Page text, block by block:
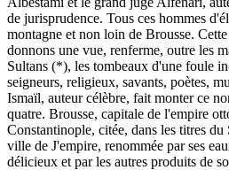
de jurisprudence. Tous ces hommes
montagne et non loin de Brousse.
donnons une vue, renferme, outre les
Sultans (*), les tombeaux d'une foule
seigneurs, religieux, savants, poètes,
Ismaïl, auteur célèbre, fait monter ce
quatre. Brousse, capitale de l'empire
Constantinople, citée, dans les titres
ville de J'empire, renommée par ses
délicieux et par les autres produits de